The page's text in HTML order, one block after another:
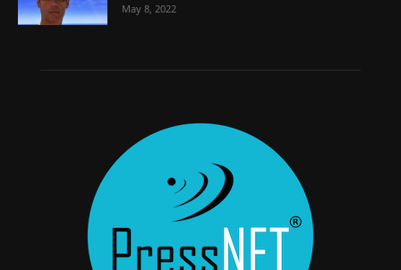
May 8, 2022